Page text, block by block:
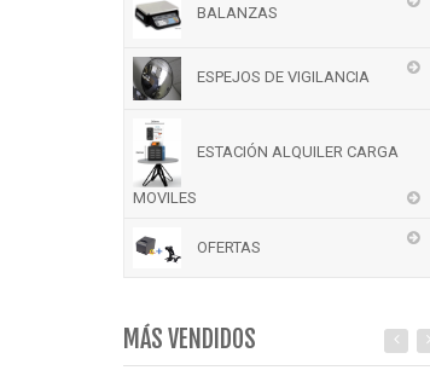
BALANZAS
ESPEJOS DE VIGILANCIA
ESTACIÓN ALQUILER CARGA
MOVILES
OFERTAS
MÁS VENDIDOS